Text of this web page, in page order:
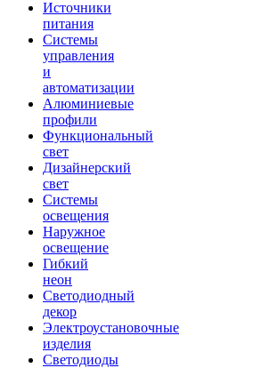
Источники
питания
Системы
управления
и
автоматизации
Алюминиевые
профили
Функциональный
свет
Дизайнерский
свет
Системы
освещения
Наружное
освещение
Гибкий
неон
Светодиодный
декор
Электроустановочные
изделия
Светодиоды